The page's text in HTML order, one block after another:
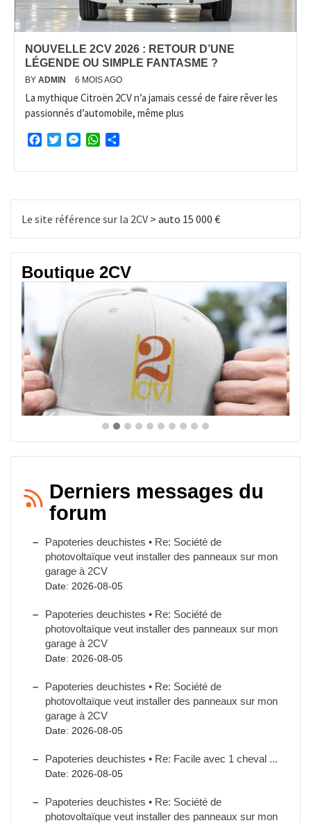
NOUVELLE 2CV 2026 : RETOUR D’UNE
LÉGENDE OU SIMPLE FANTASME ?
BY ADMIN 6 MOIS AGO
La mythique Citroën 2CV n’a jamais cessé de faire rêver les
passionnés d’automobile, même plus
FacebookTwitterMessengerWhatsApp
Le site référence sur la 2CV > auto 15 000 €
Boutique 2CV
Derniers messages du
forum
Papoteries deuchistes • Re: Société de
photovoltaïque veut installer des panneaux sur mon
garage à 2CV
Date: 2026-08-05
Papoteries deuchistes • Re: Société de
photovoltaïque veut installer des panneaux sur mon
garage à 2CV
Date: 2026-08-05
Papoteries deuchistes • Re: Société de
photovoltaïque veut installer des panneaux sur mon
garage à 2CV
Date: 2026-08-05
Papoteries deuchistes • Re: Facile avec 1 cheval ...
Date: 2026-08-05
Papoteries deuchistes • Re: Société de
photovoltaïque veut installer des panneaux sur mon